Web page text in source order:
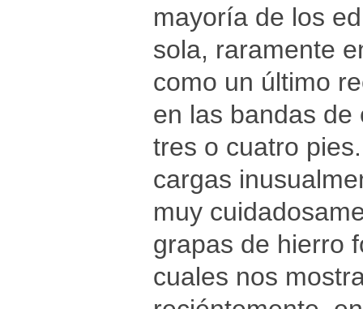
mayoría de los
sola, raramente
como un último
en las bandas de
tres o cuatro
cargas
muy
grapas de hierro
cuales nos